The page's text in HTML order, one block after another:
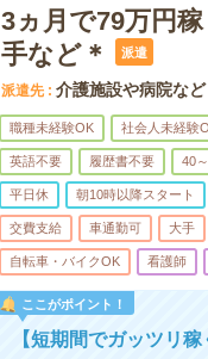
3ヵ月で79万円
手など＊
派遣
派遣先 介護施設や病院な
職種未経験OK 社会人未経験
英語不要 履歴書不要 40
平日休 朝10時以降スタート
交費支給 車通勤可 大手
自転車・バイクOK 看護師
ここがポイント！
【短期間でガッツリ